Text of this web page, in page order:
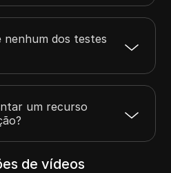
nenhum dos testes
um recurso
de vídeos